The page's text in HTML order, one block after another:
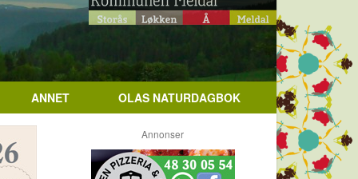
ANNET OLAS NATURDAGBOK
Annonser